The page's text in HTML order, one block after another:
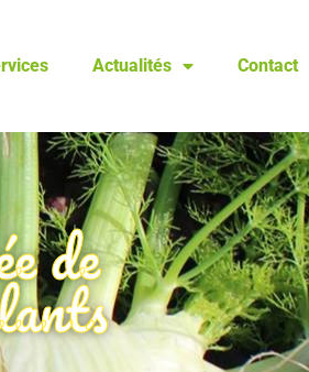
Actualités Contact
de